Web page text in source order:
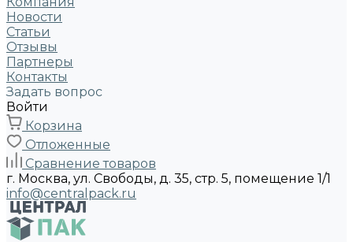
Новости
Статьи
Отзывы
Партнеры
Контакты
Задать вопрос
Войти
Корзина
Отложенные
Сравнение товаров
г. Москва, ул. Свободы, д. 35, стр. 5, помещение 1/1
info@centralpack.ru